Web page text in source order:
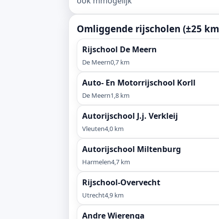
Omliggende rijscholen (±25
Rijschool De Meern
De Meern0,7 km
Auto- En Motorrijschool Korll
De Meern1,8 km
Autorijschool J.j. Verkleij
Vleuten4,0 km
Autorijschool Miltenburg
Harmelen4,7 km
Rijschool-Overvecht
Utrecht4,9 km
Andre Wierenga